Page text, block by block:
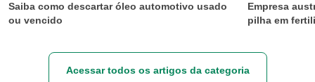
Saiba como descartar óleo automotivo usado
ou vencido
Empresa
pilha em
Acessar todos os artigos da categoria